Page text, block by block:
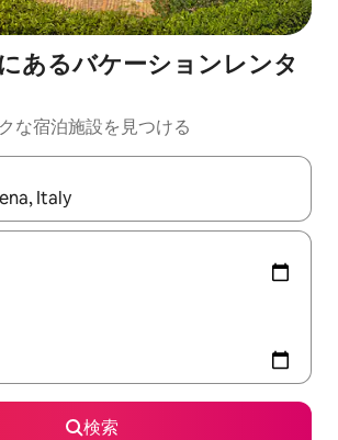
あるバケーションレンタ
な宿泊施設を見つける
れたら、上下の矢印キーを使って移動するか
検索